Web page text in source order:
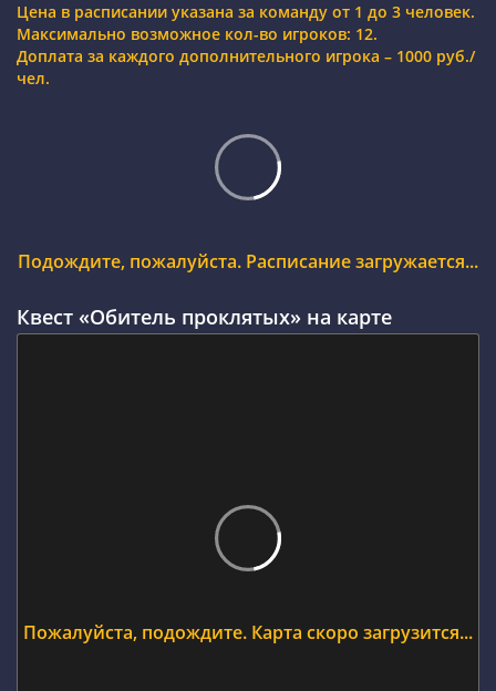
Цена в расписании указана за команду от 1 до 3 человек.
Максимально возможное кол-во игроков: 12.
Доплата за каждого дополнительного игрока – 1000 руб./
чел.
Подождите, пожалуйста. Расписание загружается...
Квест «Обитель проклятых» на карте
Пожалуйста, подождите. Карта скоро загрузится...